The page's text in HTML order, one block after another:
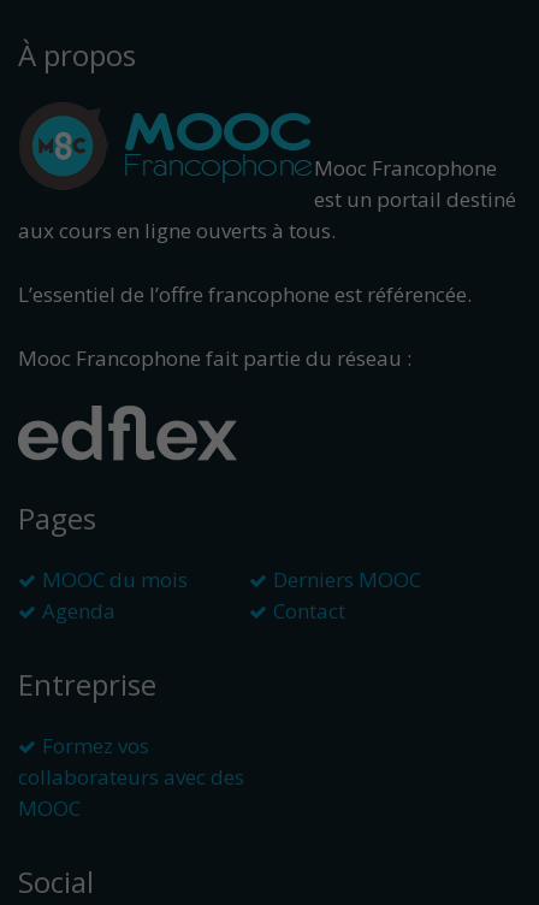
À propos
Mooc Francophone
est un portail destiné
aux cours en ligne ouverts à tous.
L’essentiel de l’offre francophone est référencée.
Mooc Francophone fait partie du réseau :
Pages
MOOC du mois
Derniers MOOC
Agenda
Contact
Entreprise
Formez vos
collaborateurs avec des
MOOC
Social